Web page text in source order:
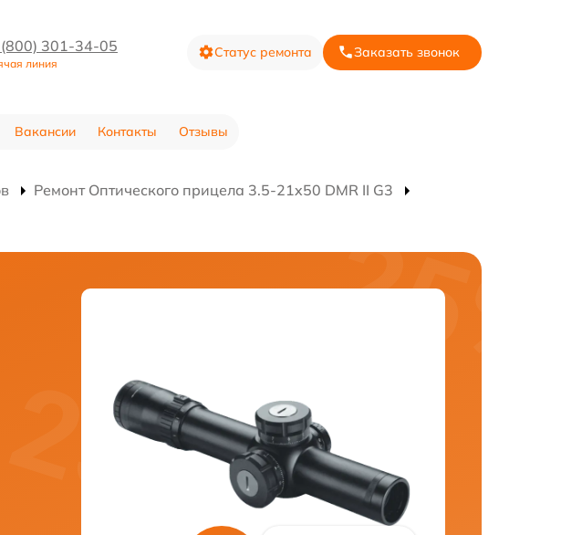
301-34-05
линия
Статус ремонта Заказать звонок
Вакансии Контакты Отзывы
Ремонт Оптического прицела 3.5-21x50 DMR II G3